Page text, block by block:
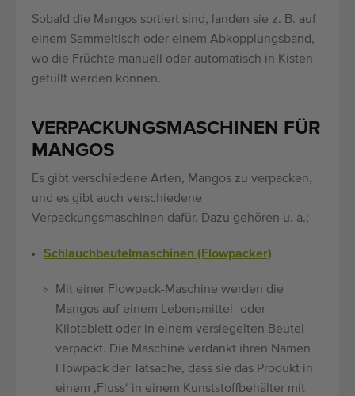
Sobald die Mangos sortiert sind, landen sie z. B. auf
einem Sammeltisch oder einem Abkopplungsband,
wo die Früchte manuell oder automatisch in Kisten
gefüllt werden können.
VERPACKUNGSMASCHINEN FÜR
MANGOS
Es gibt verschiedene Arten, Mangos zu verpacken,
und es gibt auch verschiedene
Verpackungsmaschinen dafür. Dazu gehören u. a.;
Schlauchbeutelmaschinen (Flowpacker)
Mit einer Flowpack-Maschine werden die
Mangos auf einem Lebensmittel- oder
Kilotablett oder in einem versiegelten Beutel
verpackt. Die Maschine verdankt ihren Namen
Flowpack der Tatsache, dass sie das Produkt in
einem ‚Fluss‘ in einem Kunststoffbehälter mit